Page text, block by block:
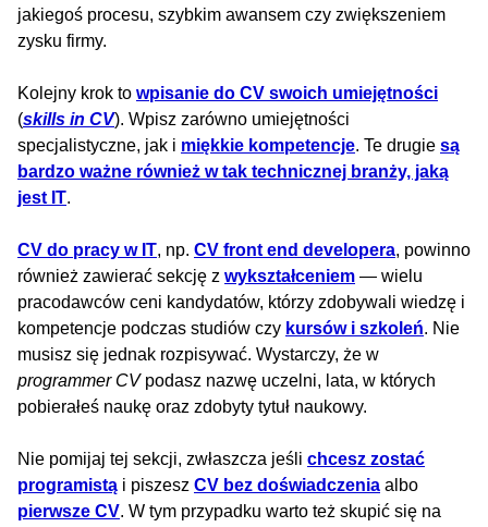
jakiegoś procesu, szybkim awansem czy zwiększeniem
zysku firmy.
Kolejny krok to wpisanie do CV swoich umiejętności
(skills in CV). Wpisz zarówno umiejętności
specjalistyczne, jak i miękkie kompetencje. Te drugie są
bardzo ważne również w tak technicznej branży, jaką
jest IT.
CV do pracy w IT, np. CV front end developera, powinno
również zawierać sekcję z wykształceniem — wielu
pracodawców ceni kandydatów, którzy zdobywali wiedzę i
kompetencje podczas studiów czy kursów i szkoleń. Nie
musisz się jednak rozpisywać. Wystarczy, że w
programmer CVpodasz nazwę uczelni, lata, w których
pobierałeś naukę oraz zdobyty tytuł naukowy.
Nie pomijaj tej sekcji, zwłaszcza jeśli chcesz zostać
programistą i piszesz CV bez doświadczenia albo
pierwsze CV. W tym przypadku warto też skupić się na